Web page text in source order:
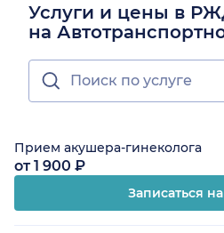
Услуги и цены в
на
Прием акушера-гинеколога
от 1 900 ₽
Записаться